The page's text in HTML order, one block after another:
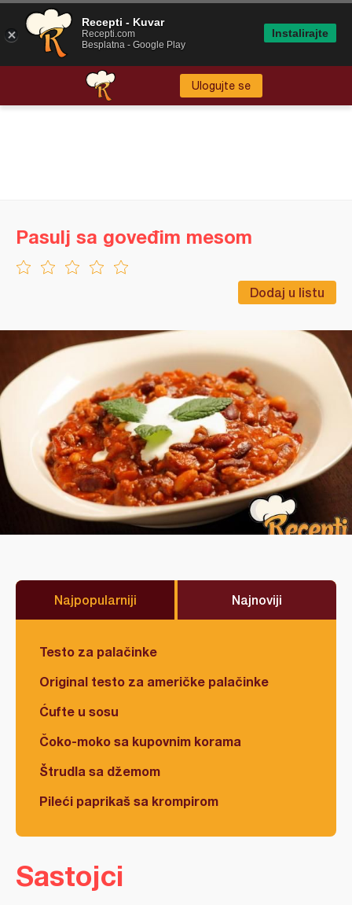
Ulogujte se
Dodaj u listu
Pasulj sa goveđim mesom
Najpopularniji Najnoviji
Testo za palačinke
Original testo za američke palačinke
Ćufte u sosu
Čoko-moko sa kupovnim korama
Štrudla sa džemom
Pileći paprikaš sa krompirom
Sastojci
Recepti - Kuvar
Recepti.com
Besplatna - Google Play
Instalirajte